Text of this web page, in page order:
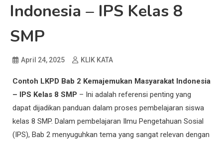
Indonesia – IPS Kelas 8
SMP
April 24, 2025 KLIK KATA
Contoh LKPD Bab 2 Kemajemukan Masyarakat Indonesia
– IPS Kelas 8 SMP – Ini adalah referensi penting yang
dapat dijadikan panduan dalam proses pembelajaran siswa
kelas 8 SMP. Dalam pembelajaran Ilmu Pengetahuan Sosial
(IPS), Bab 2 menyuguhkan tema yang sangat relevan dengan